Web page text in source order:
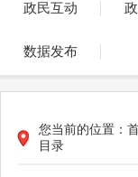
政民互动
数据发布
您当前的位置：
目录